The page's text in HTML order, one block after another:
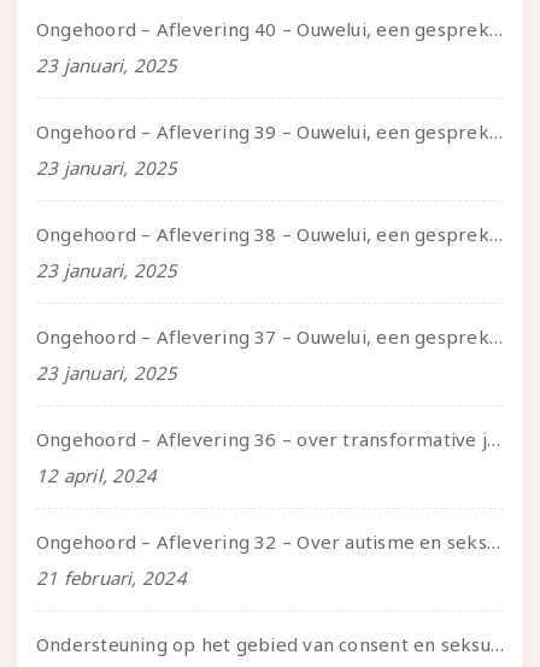
Ongehoord – Aflevering 40 – Ouwelui, een gesprek met Sadie Lune over vormende relaties en de geschiedenis van de queer pornobeweging
23 januari, 2025
Ongehoord – Aflevering 39 – Ouwelui, een gesprek met Pepijn en Ivo over hun regenbooggezin, eigenzinnig ouder worden en Cruise Control
23 januari, 2025
Ongehoord – Aflevering 38 – Ouwelui, een gesprek met vreer over behoefte aan geborgenheid en het behouden van je idealen
23 januari, 2025
Ongehoord – Aflevering 37 – Ouwelui, een gesprek met non over seksualiteit, transitie en ageism
23 januari, 2025
Ongehoord – Aflevering 36 – over transformative justice – in gesprek met Ella en carson
12 april, 2024
Ongehoord – Aflevering 32 – Over autisme en seksualiteit – in gesprek met Roos Reijbroek
21 februari, 2024
Ondersteuning op het gebied van consent en seksualiteit